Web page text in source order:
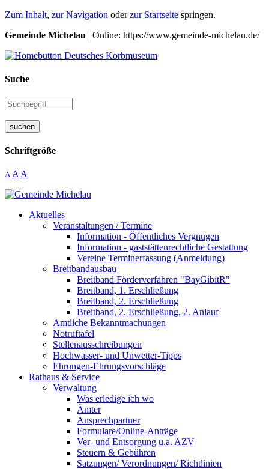
Zum Inhalt, zur Navigation oderzur Startseite springen.
Gemeinde Michelau | Online: https://www.gemeinde-michelau.de/
Suche
suchen
Schriftgröße
A A A
Aktuelles
Veranstaltungen / Termine
Information - Öffentliches Vergnügen
Information - gaststättenrechtliche Gestattung
Vereine Terminerfassung (Anmeldung)
Breitbandausbau
Breitband Förderverfahren "BayGibitR"
Breitband, 1. Erschließung
Breitband, 2. Erschließung
Breitband, 2. Erschließung, 2. Anlauf
Amtliche Bekanntmachungen
Notruftafel
Stellenausschreibungen
Hochwasser- und Unwetter-Tipps
Ehrungen-Ehrungsvorschläge
Rathaus & Service
Verwaltung
Was erledige ich wo
Ämter
Ansprechpartner
Formulare/Online-Anträge
Ver- und Entsorgung u.a. AZV
Steuern & Gebühren
Satzungen/ Verordnungen/ Richtlinien